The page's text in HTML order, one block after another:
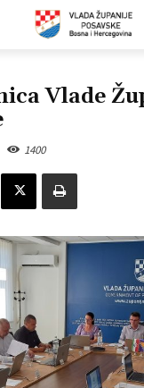
Vlade
1400